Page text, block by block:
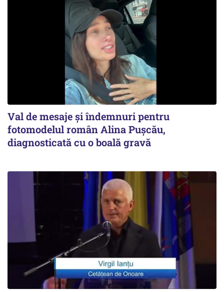
Val de mesaje și îndemnuri pentru
fotomodelul român Alina Pușcău,
diagnosticată cu o boală gravă